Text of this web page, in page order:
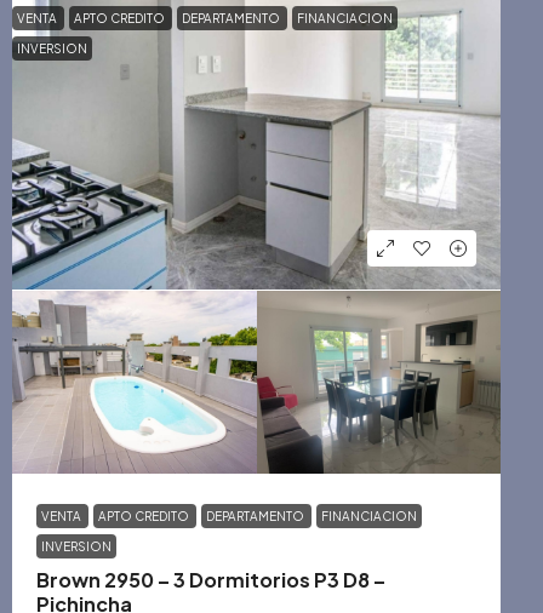
VENTA APTO CREDITO DEPARTAMENTO FINANCIACION
INVERSION
VENTA APTO CREDITO DEPARTAMENTO FINANCIACION
INVERSION
Brown 2950 – 3 Dormitorios P3 D8 –
Pichincha